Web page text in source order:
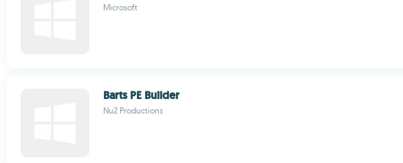
Microsoft
Barts PE Builder
Nu2 Productions